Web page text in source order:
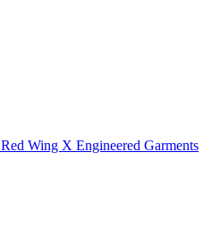
Red Wing X Engineered Garments